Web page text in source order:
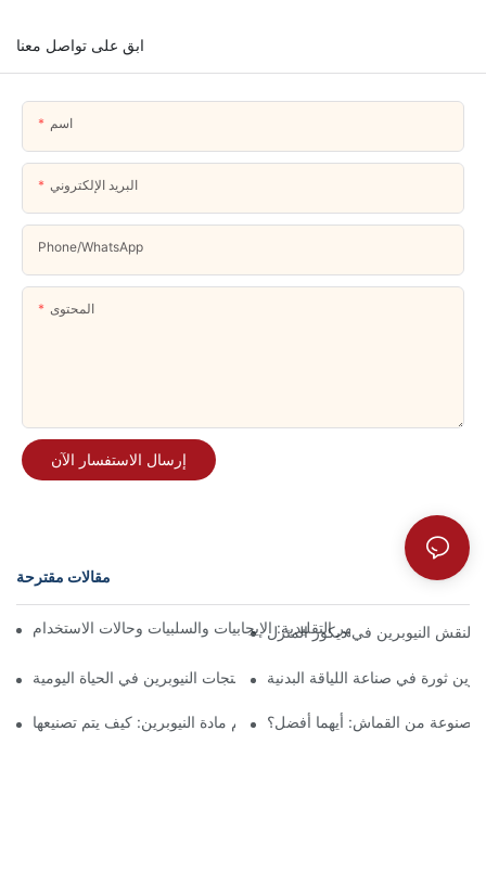
ابق على تواصل معنا
اسم
البريد الإلكتروني
Phone/whatsApp
المحتوى
إرسال الاستفسار الآن
مقالات مقترحة
مقابل دعامة الظهر التقليدية: الإيجابيات والسلبيات وحالات الاستخدام
النقش النيوبرين في ديكور المنزل
الاستخدامات المتعددة لمنتجات النيوبرين في الحياة اليومية
ثورة في صناعة اللياقة البدنية
علم مادة النيوبرين: كيف يتم تصنيعها من القماش: أيهما أفضل؟